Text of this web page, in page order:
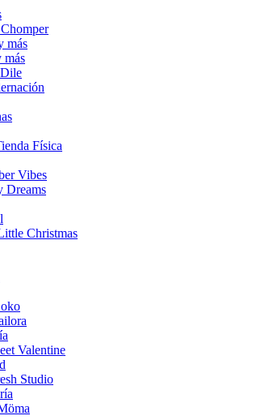
más
más
Física
Vibes
Dreams
Christmas
Valentine
Studio